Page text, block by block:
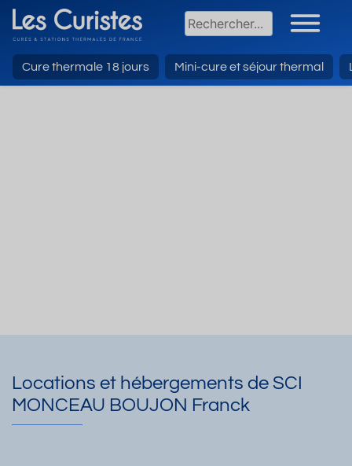
Cure thermale 18 jours Mini-cure et séjour thermal
Locations et hébergements de SCI
MONCEAU BOUJON Franck